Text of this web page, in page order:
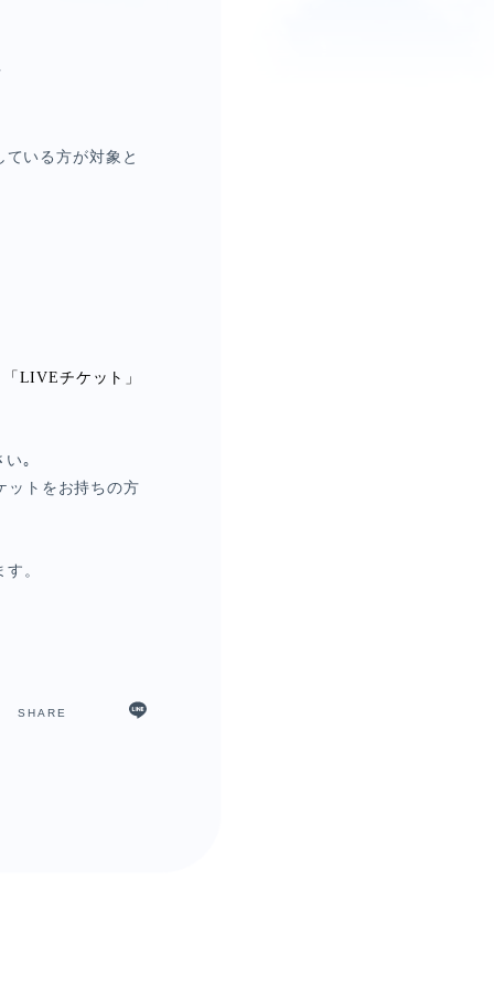
ている方が対象と
LIVEチケット」
い｡
ットをお持ちの方
。
SHARE